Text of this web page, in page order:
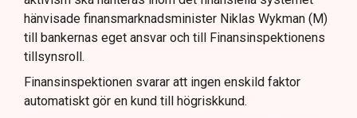
hänvisade finansmarknadsminister Niklas Wykman (M)
till bankernas eget ansvar och till Finansinspektionens
tillsynsroll.
Finansinspektionen svarar att ingen enskild faktor
automatiskt gör en kund till högriskkund.